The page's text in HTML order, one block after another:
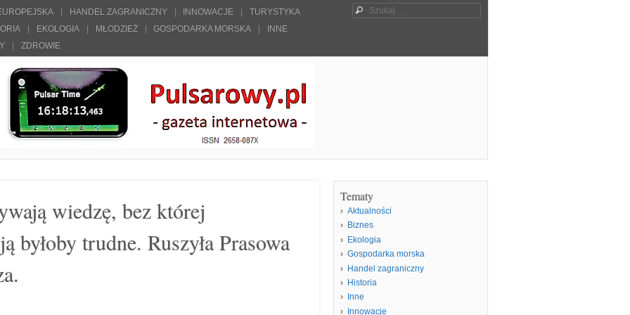
HANDEL ZAGRANICZNY INNOWACJE
TURYSTYKA
EKOLOGIA MŁODZIEŻ GOSPODARKA MORSKA
INNE
ZDROWIE
Szukaj
wiedzę, bez której
byłoby trudne. Ruszyła Prasowa
Tematy
Aktualności
Biznes
Ekologia
Gospodarka morska
Handel zagraniczny
Historia
Inne
Innowacje